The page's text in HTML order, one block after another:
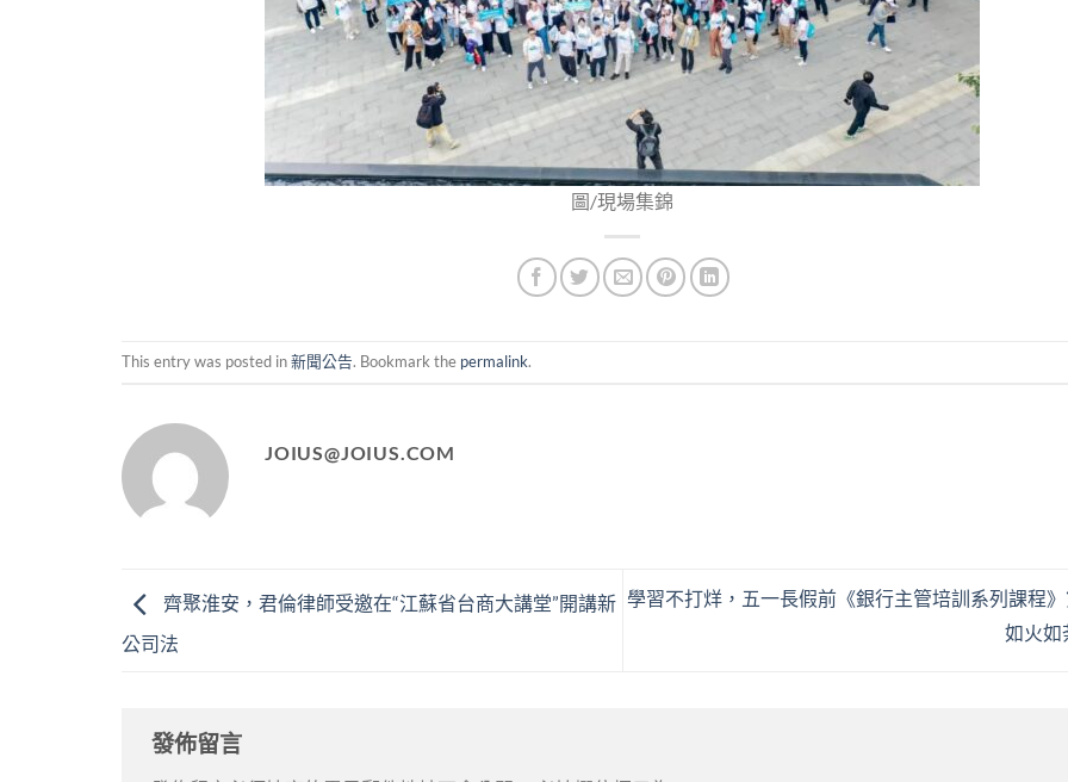
圖/現場集錦
This entry was posted in新聞公告. Bookmark the permalink.
JOIUS@JOIUS.COM
齊聚淮安，君倫律師受邀在“江蘇省台商大講堂”開講新
公司法
學習不打烊，五一長假前《銀行主管培訓系列課程
如火
發佈留言